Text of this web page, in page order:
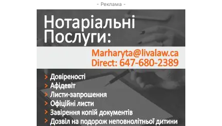
- Реклама -